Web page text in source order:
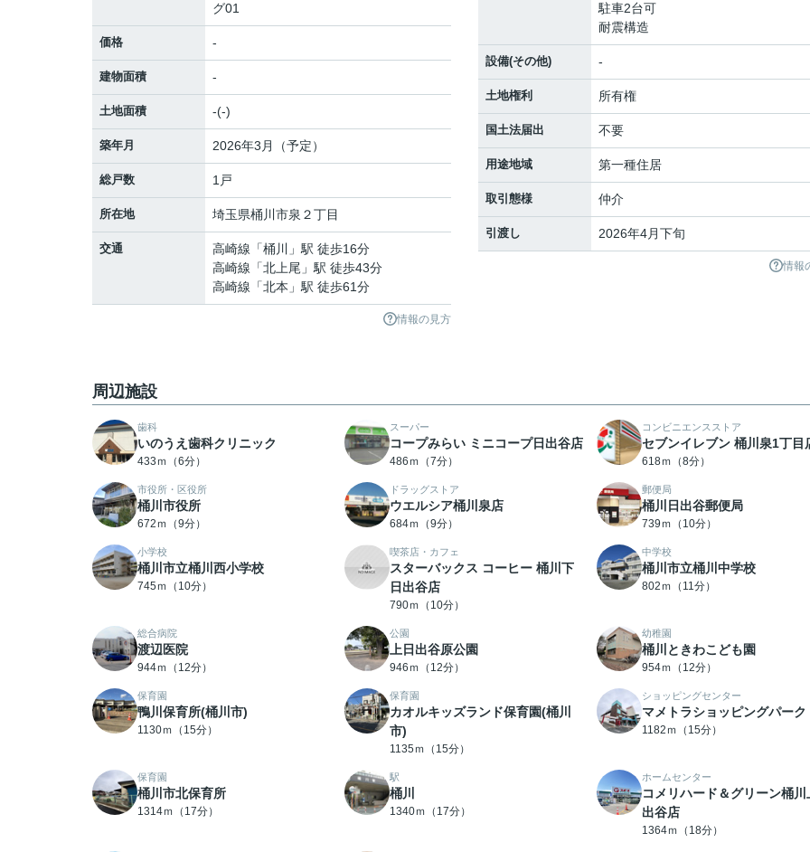
グ01
価格 -
建物面積 -
土地面積 -(-)
築年月 2026年3月（予定）
総戸数 1戸
所在地 埼玉県桶川市泉 ２丁目
交通 高崎線 「桶川
」駅 徒歩16分
高崎線 「北上尾 」駅 徒歩43分
高崎線 「北本 」駅 徒歩61分
情報の見方
駐車2台可
耐震構造
設備(その他) -
土地権利 所有権
国土法届出 不要
用途地域 第一種住居
取引態様 仲介
引渡し 2026年4月下旬
情報
周辺施設
歯科
いのうえ歯科クリニック
433ｍ（6分）
スーパー
コープみらい ミニコープ日出谷店
486ｍ（7分）
コンビニエンスストア
セブンイレブン 桶川泉1丁目
618ｍ（8分）
市役所・区役所
桶川市役所
672ｍ（9分）
ドラッグストア
ウエルシア桶川泉店
684ｍ（9分）
郵便局
桶川日出谷郵便局
739ｍ（10分）
小学校
桶川市立桶川西小学校
745ｍ（10分）
喫茶店・カフェ
スターバックス コーヒー 桶川下
日出谷店
790ｍ（10分）
中学校
桶川市立桶川中学校
802ｍ（11分）
総合病院
渡辺医院
944ｍ（12分）
公園
上日出谷原公園
946ｍ（12分）
幼稚園
桶川ときわこども園
954ｍ（12分）
保育園
鴨川保育所(桶川市)
1130ｍ（15分）
保育園
カオルキッズランド保育園(桶川
市)
1135ｍ（15分）
ショッピングセンター
マメトラショッピングパーク
1182ｍ（15分）
保育園
桶川市北保育所
1314ｍ（17分）
駅
桶川
1340ｍ（17分）
ホームセンター
コメリハード＆グリーン桶川
出谷店
1364ｍ（18分）